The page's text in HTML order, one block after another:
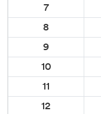
7
8
9
10
11
12